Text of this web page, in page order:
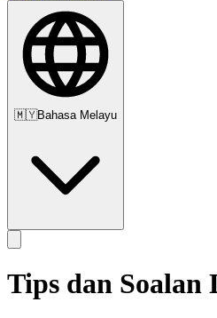
🇲🇾Bahasa Melayu
Tips dan Soalan